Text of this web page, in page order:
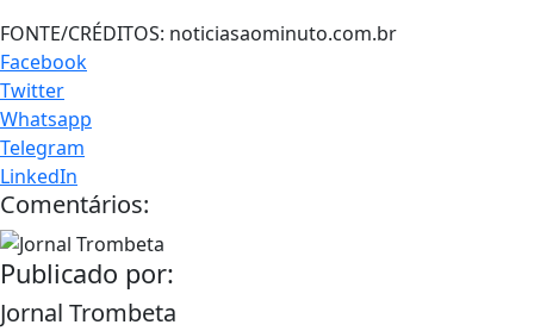
FONTE/CRÉDITOS: noticiasaominuto.com.br
Facebook
Twitter
Whatsapp
Telegram
LinkedIn
Comentários:
Publicado por:
Jornal Trombeta